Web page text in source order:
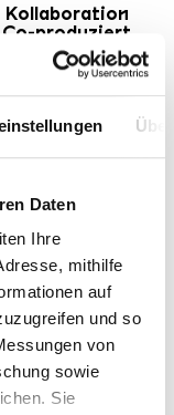
Daten
Ihre
mithilfe
auf
und so
von
sowie
Sie
Kollaboration
produziert
[SCAN],
um Nein zu
Die
Künstlerin
Video
Ritual gleich
nutzt
um das